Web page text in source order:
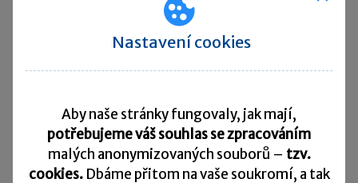
Související články:
Rozvaha od roku 2016
Sdílet:
Nastavení cookies
Aby naše stránky fungovaly, jak mají,
potřebujeme váš souhlas se zpracováním
malých anonymizovaných souborů – tzv.
cookies. Dbáme přitom na vaše soukromí, a tak